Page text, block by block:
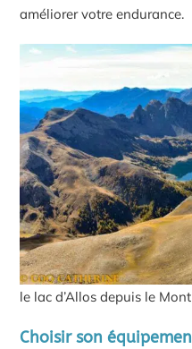
améliorer votre endurance.
le lac d’Allos depuis le
Choisir son